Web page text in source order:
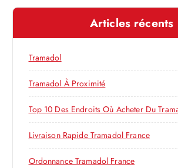
d
e
e
c
e
r
:
Articles récents
Tramadol
Tramadol À Proximité
Top 10 Des Endroits Où Acheter Du
Livraison Rapide Tramadol France
Ordonnance Tramadol France